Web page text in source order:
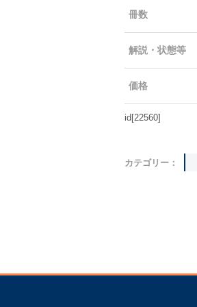
冊数
解説・状態等
価格
id[22560]
カテゴリー：